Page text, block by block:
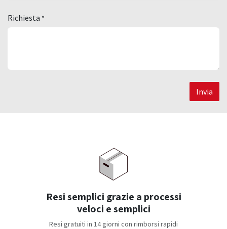
Richiesta *
Invia
Resi semplici grazie a processi
veloci e semplici
Resi gratuiti in 14 giorni con rimborsi rapidi